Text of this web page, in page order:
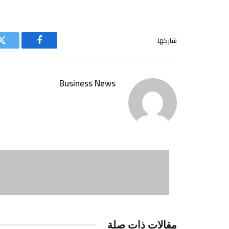
شاركها.
فيسبوك
Business News
مقالات ذات صلة